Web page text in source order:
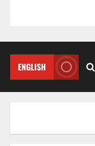
ENGLISH